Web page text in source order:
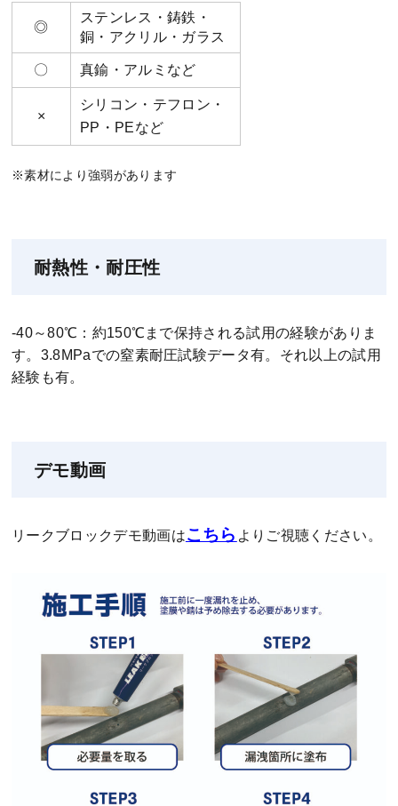
◎
ステンレス・鋳鉄・
銅・アクリル・ガラス
〇 真鍮・アルミなど
×
シリコン・テフロン・
PP・PEなど
※素材により強弱があります
耐熱性・耐圧性
-40～80℃：約150℃まで保持される試用の経験がありま
す。3.8MPaでの窒素耐圧試験データ有。それ以上の試用
経験も有。
デモ動画
リークブロックデモ動画はこちら よりご視聴ください。